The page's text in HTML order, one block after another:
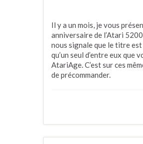
Il y a un mois, je vous
anniversaire de l’Atari
nous signale que le titre
qu’un seul d’entre eux
AtariAge. C’est sur ces
de précommander.